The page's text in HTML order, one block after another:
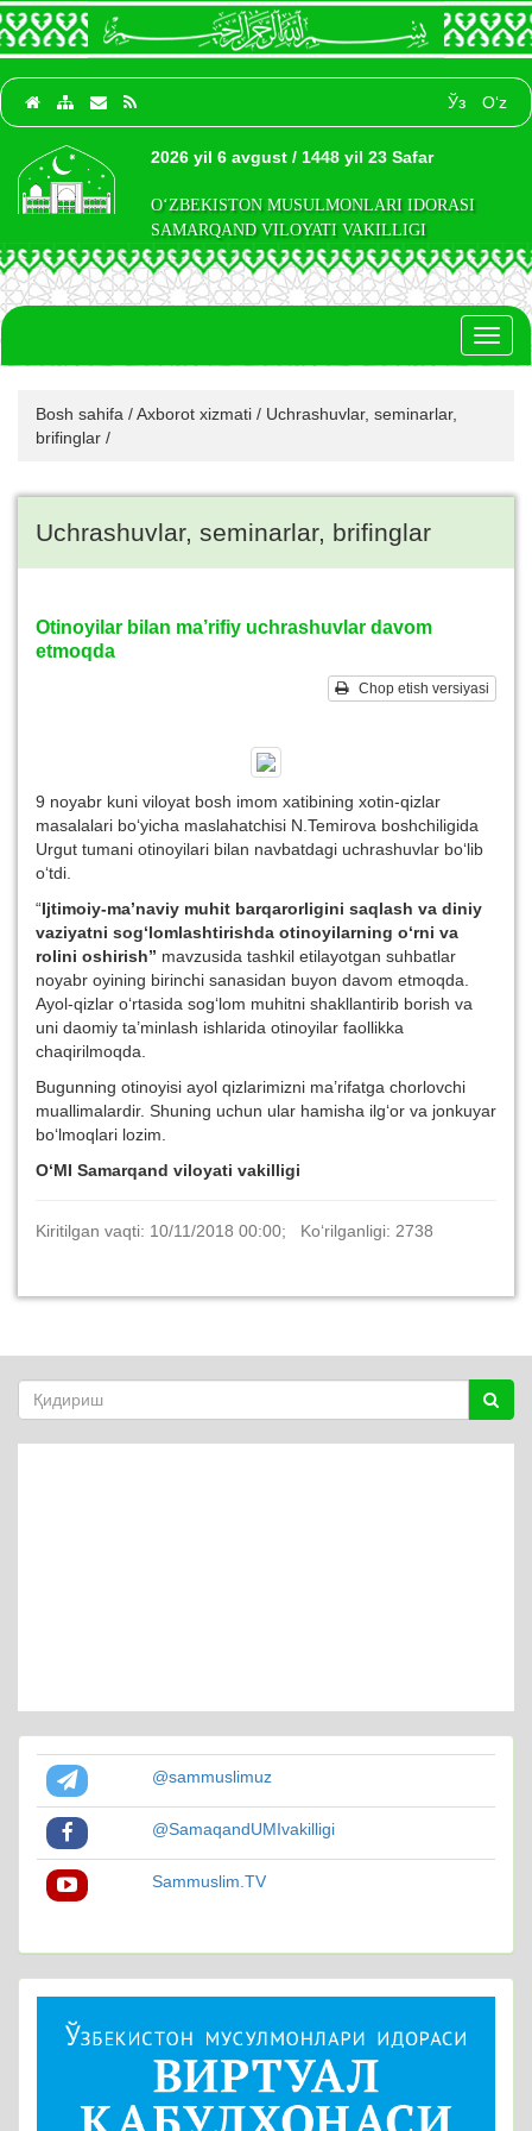
Ўз O‘z
2026 yil 6 avgust / 1448 yil 23 Safar
O‘ZBEKISTON MUSULMONLARI IDORASI
SAMARQAND VILOYATI VAKILLIGI
Bosh sahifa /Axborot xizmati / Uchrashuvlar, seminarlar,
brifinglar /
Uchrashuvlar, seminarlar, brifinglar
Otinoyilar bilan ma’rifiy uchrashuvlar davom
etmoqda
Chop etish versiyasi
9 noyabr kuni viloyat bosh imom xatibining xotin-qizlar
masalalari bo‘yicha maslahatchisi N.Temirova boshchiligida
Urgut tumani otinoyilari bilan navbatdagi uchrashuvlar bo‘lib
o‘tdi.
“Ijtimoiy-ma’naviy muhit barqarorligini saqlash va diniy
vaziyatni sog‘lomlashtirishda otinoyilarning o‘rni va
rolini oshirish” mavzusida tashkil etilayotgan suhbatlar
noyabr oyining birinchi sanasidan buyon davom etmoqda.
Ayol-qizlar o‘rtasida sog‘lom muhitni shakllantirib borish va
uni daomiy ta’minlash ishlarida otinoyilar faollikka
chaqirilmoqda.
Bugunning otinoyisi ayol qizlarimizni ma’rifatga chorlovchi
muallimalardir. Shuning uchun ular hamisha ilg‘or va jonkuyar
bo‘lmoqlari lozim.
O‘MI Samarqand viloyati vakilligi
Kiritilgan vaqti: 10/11/2018 00:00; Ko‘rilganligi: 2738
@sammuslimuz
@SamaqandUMIvakilligi
Sammuslim.TV